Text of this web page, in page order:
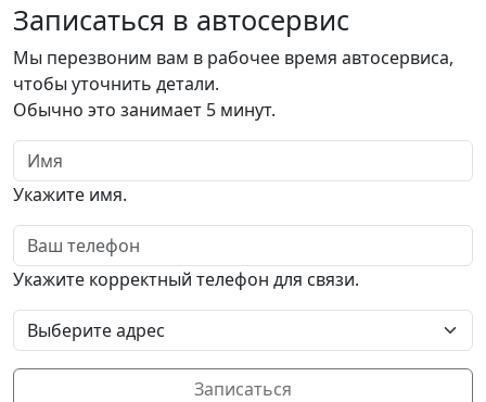
Записаться в автосервис
Мы перезвоним вам в рабочее время автосервиса,
чтобы уточнить детали.
Обычно это занимает 5 минут.
Имя
Укажите имя.
Телефон
Укажите корректный телефон для связи.
Выберите адрес
Записаться